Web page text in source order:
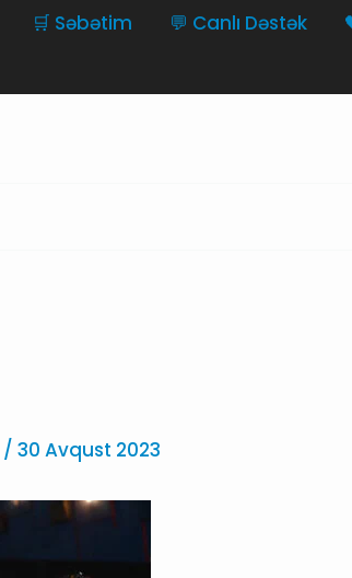
🛒 Səbətim 💬 Canlı Dəstək
/ 30 Avqust 2023